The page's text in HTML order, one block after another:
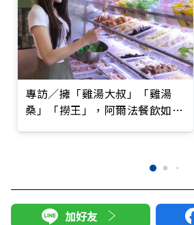
專訪／擁「雞湯大叔」「雞湯
桑」「撈王」，阿爾法餐飲如何
加好友